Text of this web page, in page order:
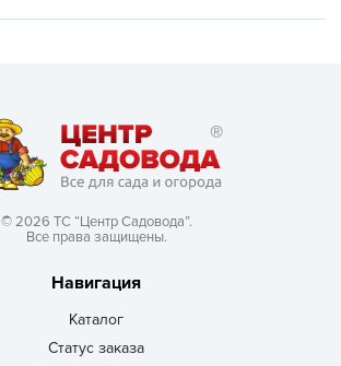
© 2026 ТС “Центр Садовода”.
Все права защищены.
Навигация
Каталог
Статус заказа